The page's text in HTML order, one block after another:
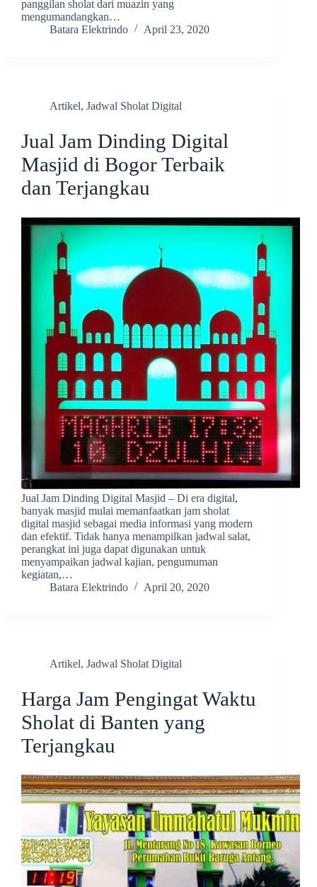
panggilan sholat dari muazin yang
mengumandangkan…
Batara Elektrindo
April 23, 2020
Artikel, Jadwal Sholat Digital
Jual Jam Dinding Digital
Masjid di Bogor Terbaik
dan Terjangkau
Jual Jam Dinding Digital Masjid – Di era digital,
banyak masjid mulai memanfaatkan jam sholat
digital masjid sebagai media informasi yang modern
dan efektif. Tidak hanya menampilkan jadwal salat,
perangkat ini juga dapat digunakan untuk
menyampaikan jadwal kajian, pengumuman
kegiatan,…
Batara Elektrindo
April 20, 2020
Artikel, Jadwal Sholat Digital
Harga Jam Pengingat Waktu
Sholat di Banten yang
Terjangkau